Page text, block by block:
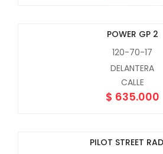
POWER GP 2
120-70-17
DELANTERA
CALLE
$ 635.000
PILOT STREET